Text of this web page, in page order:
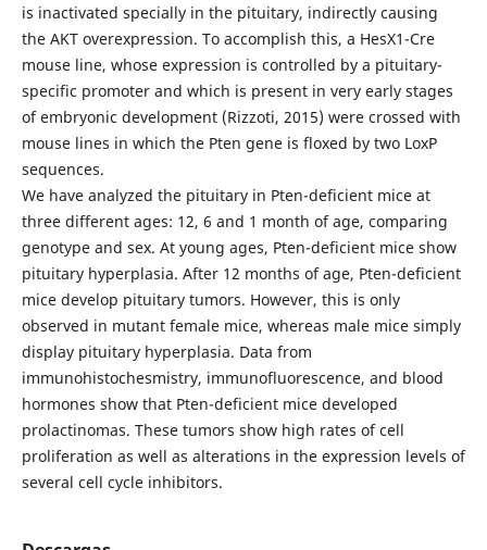
is inactivated specially in the pituitary, indirectly causing
the AKT overexpression. To accomplish this, a HesX1-Cre
mouse line, whose expression is controlled by a pituitary-
specific promoter and which is present in very early stages
of embryonic development (Rizzoti, 2015) were crossed with
mouse lines in which the Pten gene is floxed by two LoxP
sequences.
We have analyzed the pituitary in Pten-deficient mice at
three different ages: 12, 6 and 1 month of age, comparing
genotype and sex. At young ages, Pten-deficient mice show
pituitary hyperplasia. After 12 months of age, Pten-deficient
mice develop pituitary tumors. However, this is only
observed in mutant female mice, whereas male mice simply
display pituitary hyperplasia. Data from
immunohistochesmistry, immunofluorescence, and blood
hormones show that Pten-deficient mice developed
prolactinomas. These tumors show high rates of cell
proliferation as well as alterations in the expression levels of
several cell cycle inhibitors.